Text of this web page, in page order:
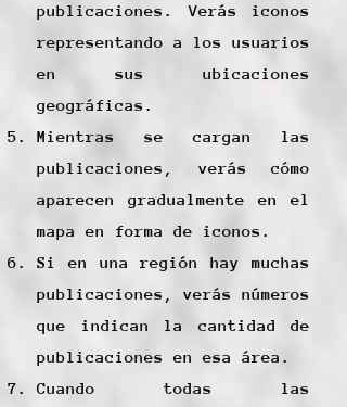
publicaciones. Verás iconos
representando a los usuarios
en sus ubicaciones
geográficas.
Mientras se cargan las
publicaciones, verás cómo
aparecen gradualmente en el
mapa en forma de iconos.
Si en una región hay muchas
publicaciones, verás números
que indican la cantidad de
publicaciones en esa área.
Cuando todas las